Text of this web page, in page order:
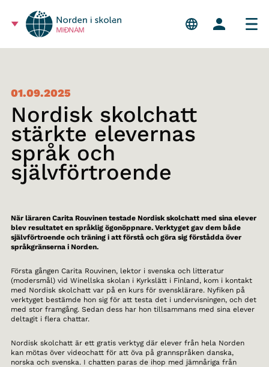
MIÐNÁM
01.09.2025
Nordisk skolchatt
stärkte elevernas
språk och
självförtroende
När läraren Carita Rouvinen testade Nordisk skolchatt med sina elever
blev resultatet en språklig ögonöppnare. Verktyget gav dem både
självförtroende och träning i att förstå och göra sig förstådda över
språkgränserna i Norden.
Första gången Carita Rouvinen, lektor i svenska och litteratur
(modersmål) vid Winellska skolan i Kyrkslätt i Finland, kom i kontakt
med Nordisk skolchatt var på en kurs för svensklärare. Nyfiken på
verktyget bestämde hon sig för att testa det i undervisningen, och det
med stor framgång. Sedan dess har hon tillsammans med sina elever
deltagit i flera chattar.
Nordisk skolchatt är ett gratis verktyg där elever från hela Norden
kan mötas över videochatt för att öva på grannspråken danska,
norska och svenska. I chatten paras de ihop med jämnåriga från